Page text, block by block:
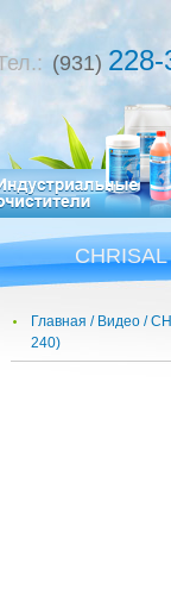
(931)
Главная Видео
240)